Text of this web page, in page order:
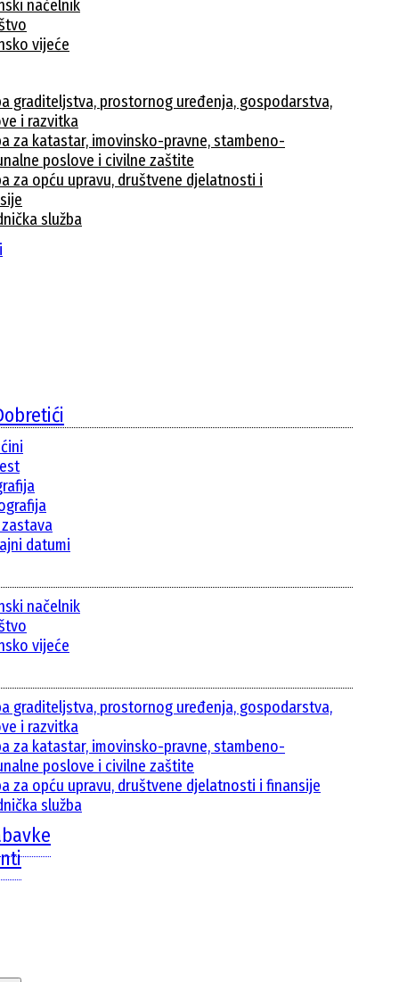
načelnik
vijeće
graditeljstva, prostornog uređenja, gospodarstva,
i razvitka
za katastar, imovinsko-pravne, stambeno-
poslove i civilne zaštite
za opću upravu, društvene djelatnosti i
služba
datumi
načelnik
vijeće
graditeljstva, prostornog uređenja, gospodarstva,
i razvitka
za katastar, imovinsko-pravne, stambeno-
poslove i civilne zaštite
za opću upravu, društvene djelatnosti i finansije
služba